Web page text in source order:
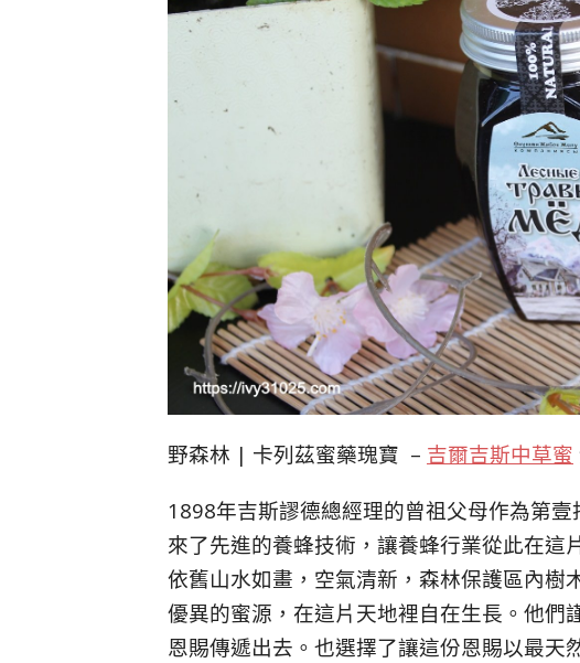
野森林 | 卡列茲蜜藥瑰寶 – 吉爾吉斯中草蜜
1898年吉斯謬德總經理的曾祖父母作為第
來了先進的養蜂技術，讓養蜂行業從此在這
依舊山水如畫，空氣清新，森林保護區內樹
優異的蜜源，在這片天地裡自在生長。他們
恩賜傳遞出去。也選擇了讓這份恩賜以最天